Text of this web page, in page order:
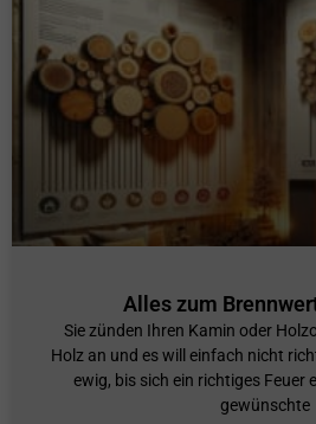
Alles zum
Sie zünden Ihren Kamin oder
Holz an und es will einfach nicht
ewig, bis sich ein richtiges Feuer
gewünschte